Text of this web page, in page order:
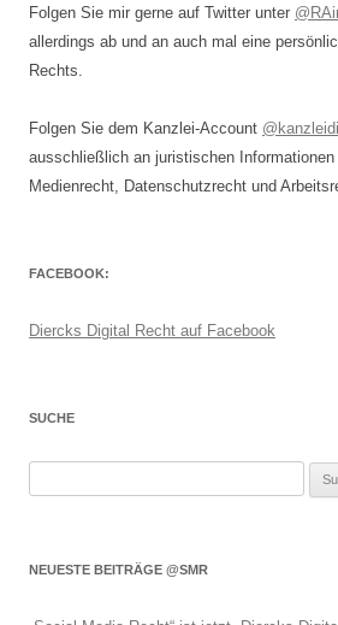
Folgen Sie mir gerne auf Twitter unter
allerdings ab und an auch mal eine
Rechts.
Folgen Sie dem Kanzlei-Account
ausschließlich an juristischen
Medienrecht, Datenschutzrecht und
FACEBOOK:
Diercks Digital Recht auf Facebook
SUCHE
NEUESTE BEITRÄGE @SMR